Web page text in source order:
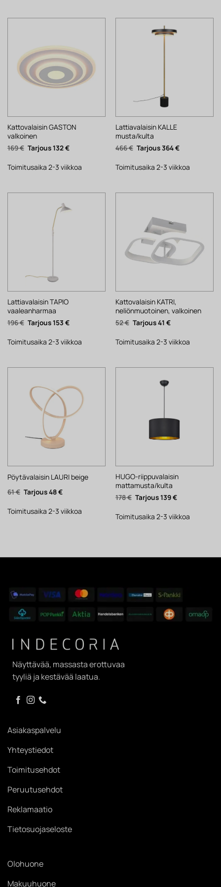
Kattovalaisin GASTON
valkoinen
169€ Alkuperäinen
hinta
169 €.
132€Nykyinen
132 €.
Toimitusaika 2-3 viikkoa
Lattiavalaisin KALLE
musta/kulta
466€ Alkuperäinen
hinta
466 €.
364€Nykyinen
364 €.
Toimitusaika 2-3 viikkoa
Lattiavalaisin TAPIO
vaaleanharmaa
196€ Alkuperäinen
hinta
196 €.
153 €Nykyinen
153 €.
Toimitusaika 2-3 viikkoa
Kattovalaisin KATRI,
neliönmuotoinen, valkoinen
52€ Alkuperäinen
hinta
52 €.
41 €Nykyinen
41 €.
Toimitusaika 2-3 viikkoa
Pöytävalaisin LAURI beige
61€ Alkuperäinen
hinta
61 €.
48€Nykyinen
48 €.
Toimitusaika 2-3 viikkoa
HUGO-riippuvalaisin
mattamusta/kulta
178€ Alkuperäinen
hinta
178 €.
139€Nykyinen
139 €.
Toimitusaika 2-3 viikkoa
Näyttävää, massasta erottuvaa
tyyliä ja kestävää laatua.
Asiakaspalvelu
Yhteystiedot
Toimitusehdot
Peruutusehdot
Reklamaatio
Tietosuojaseloste
Olohuone
Makuuhuone